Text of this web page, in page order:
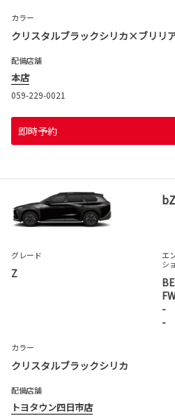
カラー
クリスタルブラックシリカ×ブリリ
配備店舗
本店
059-229-0021
即時予約
グレード
Z
エ
シ
-
-
カラー
クリスタルブラックシリカ
配備店舗
トヨタウン四日市店